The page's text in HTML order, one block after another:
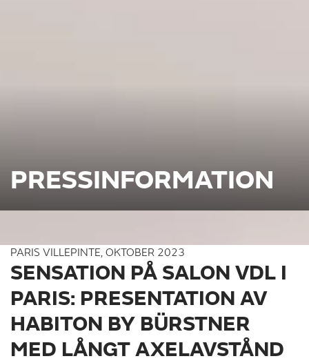
PRESSINFORMATION
PARIS VILLEPINTE, OKTOBER 2023
SENSATION PÅ SALON VDL I
PARIS: PRESENTATION AV
HABITON BY BÜRSTNER
MED LÅNGT AXELAVSTÅND